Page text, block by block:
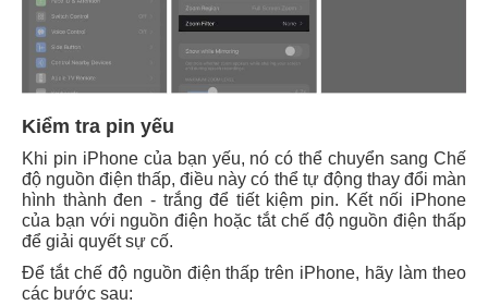
Kiểm tra pin yếu
Khi pin iPhone của bạn yếu, nó có thể chuyển sang Chế
độ nguồn điện thấp, điều này có thể tự động thay đổi màn
hình thành đen - trắng để tiết kiệm pin. Kết nối iPhone
của bạn với nguồn điện hoặc tắt chế độ nguồn điện thấp
để giải quyết sự cố.
Để tắt chế độ nguồn điện thấp trên iPhone, hãy làm theo
các bước sau: